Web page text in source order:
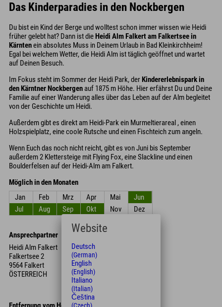
Das Kinderparadies in den Nockbergen
Du bist ein Kind der Berge und wolltest schon immer wissen wie Heidi
früher gelebt hat? Dann ist dieHeidi Alm Falkert am Falkertsee in
Kärntenein absolutes Muss in Deinem Urlaub in Bad Kleinkirchheim!
Egal bei welchem Wetter, die Heidi Alm ist täglich geöffnet und wartet
auf Deinen Besuch.
Im Fokus steht im Sommer der Heidi Park, derKindererlebnispark in
den Kärntner Nockbergen auf 1875 m Höhe. Hier erfährst Du und Deine
Familie auf einer Wanderung alles über das Leben auf der Alm begleitet
von der Geschichte um Heidi.
Außerdem gibt es direkt am Heidi-Park ein Murmeltierareal , einen
Holzspielplatz, eine coole Rutsche und einen Fischteich zum angeln.
Wenn Euch das noch nicht reicht, gibt es von Juni bis September
außerdem 2 Klettersteige mit Flying Fox, eine Slackline und einen
Boulderfelsen auf der Heidi-Alm am Falkert.
Möglich in den Monaten
Jan
Feb Mrz Apr Mai
Jun
Jul
Aug Sep Okt Nov Dez
Ansprechpartner
Heidi Alm Falkert
Falkertsee 2
9564 Falkert
ÖSTERREICH
Website
Deutsch
(German)
English
(English)
Italiano
(Italian)
Čeština